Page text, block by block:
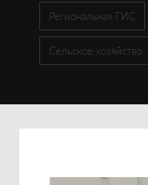
Региональная ГИС
Сельское хозяйство